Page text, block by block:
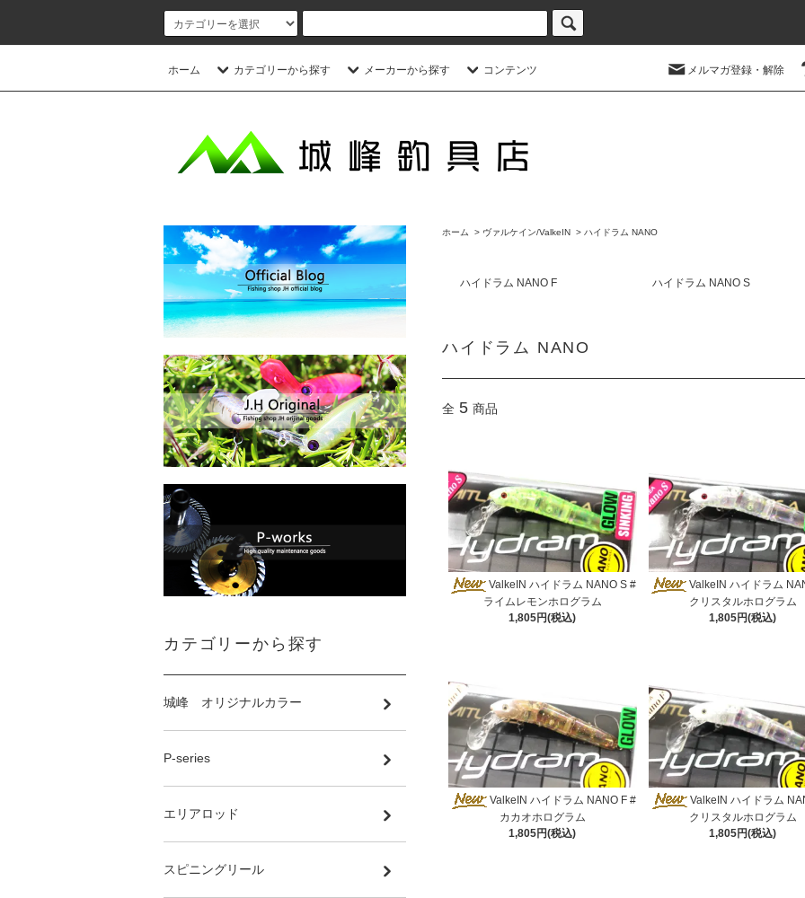
ホーム カテゴリーから探す メーカーから探す コンテンツ メルマガ登録・解除
ホーム > ヴァルケイン/ValkeIN > ハイドラム NANO
ハイドラム NANO F ハイドラム NANO S
ハイドラム NANO
全 5 商品
ValkeIN ハイドラム NANO S #
ライムレモンホログラム
1,805円(税込)
ValkeIN ハイドラム
クリスタルホログラム
1,805円(税込)
ValkeIN ハイドラム NANO F #
カカオホログラム
1,805円(税込)
ValkeIN ハイドラム
クリスタルホログラム
1,805円(税込)
カテゴリーから探す
城峰 オリジナルカラー
P-series
エリアロッド
スピニングリール